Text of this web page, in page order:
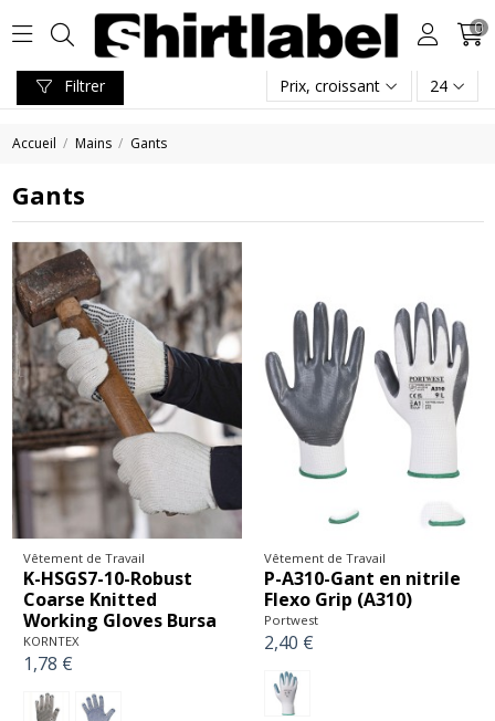
0
Accueil Mains Gants
Gants
Filtrer Prix, croissant 24
Vêtement de Travail
K-HSGS7-10-Robust
Coarse Knitted
Working Gloves Bursa
KORNTEX
1,78 €
Vêtement de Travail
P-A310-Gant en nitrile
Flexo Grip (A310)
Portwest
2,40 €